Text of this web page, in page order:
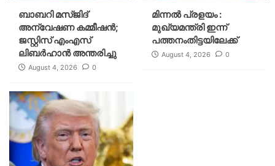
ബാബറി മസ്ജിദ്
അന്വേഷണ കമ്മീഷന്‍;
ജസ്റ്റിസ് എംഎസ്
ലിബര്‍ഹാന്‍ അന്തരിച്ചു
August 4, 2026 0
മിന്നല്‍ പ്രളയം :
മുഖ്യമന്ത്രി ഇന്ന്
പത്തനംതിട്ടയിലേക്ക്
August 4, 2026 0